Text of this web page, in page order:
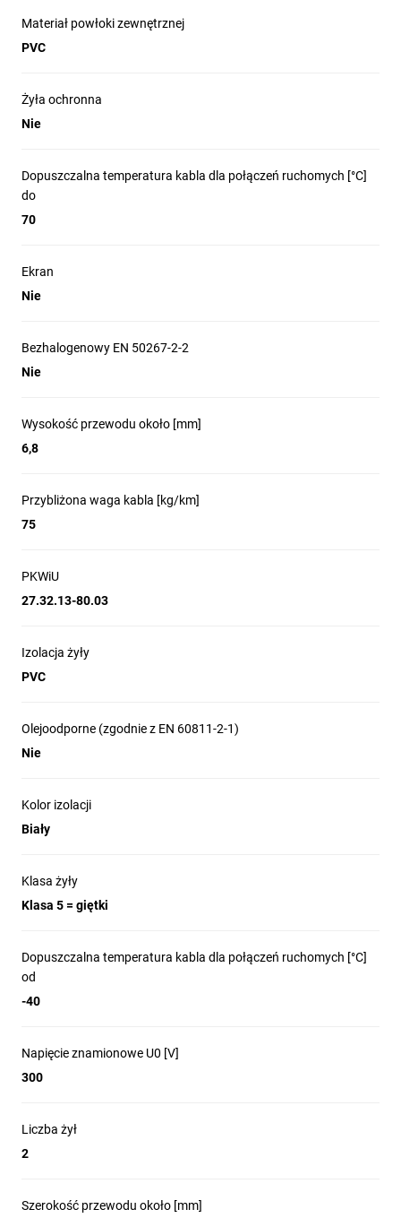
Materiał powłoki zewnętrznej
PVC
Żyła ochronna
Nie
Dopuszczalna temperatura kabla dla połączeń ruchomych [°C]
do
70
Ekran
Nie
Bezhalogenowy EN 50267-2-2
Nie
Wysokość przewodu około [mm]
6,8
Przybliżona waga kabla [kg/km]
75
PKWiU
27.32.13-80.03
Izolacja żyły
PVC
Olejoodporne (zgodnie z EN 60811-2-1)
Nie
Kolor izolacji
Biały
Klasa żyły
Klasa 5 = giętki
Dopuszczalna temperatura kabla dla połączeń ruchomych [°C]
od
-40
Napięcie znamionowe U0 [V]
300
Liczba żył
2
Szerokość przewodu około [mm]